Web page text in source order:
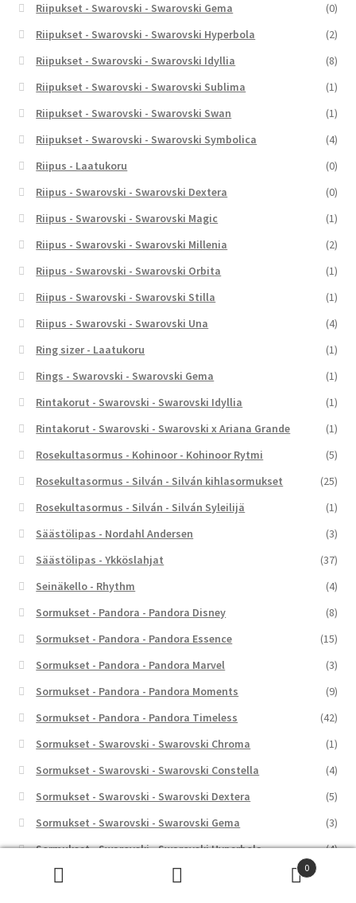
Riipukset - Swarovski - Swarovski Gema
(0)
Riipukset - Swarovski - Swarovski Hyperbola
(2)
Riipukset - Swarovski - Swarovski Idyllia
(8)
Riipukset - Swarovski - Swarovski Sublima
(1)
Riipukset - Swarovski - Swarovski Swan
(1)
Riipukset - Swarovski - Swarovski Symbolica
(4)
Riipus - Laatukoru
(0)
Riipus - Swarovski - Swarovski Dextera
(0)
Riipus - Swarovski - Swarovski Magic
(1)
Riipus - Swarovski - Swarovski Millenia
(2)
Riipus - Swarovski - Swarovski Orbita
(1)
Riipus - Swarovski - Swarovski Stilla
(1)
Riipus - Swarovski - Swarovski Una
(4)
Ring sizer - Laatukoru
(1)
Rings - Swarovski - Swarovski Gema
(1)
Rintakorut - Swarovski - Swarovski Idyllia
(1)
Rintakorut - Swarovski - Swarovski x Ariana Grande
(1)
Rosekultasormus - Kohinoor - Kohinoor Rytmi
(5)
Rosekultasormus - Silván - Silván kihlasormukset
(25)
Rosekultasormus - Silván - Silván Syleilijä
(1)
Säästölipas - Nordahl Andersen
(3)
Säästölipas - Ykköslahjat
(37)
Seinäkello - Rhythm
(4)
Sormukset - Pandora - Pandora Disney
(8)
Sormukset - Pandora - Pandora Essence
(15)
Sormukset - Pandora - Pandora Marvel
(3)
Sormukset - Pandora - Pandora Moments
(9)
Sormukset - Pandora - Pandora Timeless
(42)
Sormukset - Swarovski - Swarovski Chroma
(1)
Sormukset - Swarovski - Swarovski Constella
(4)
Sormukset - Swarovski - Swarovski Dextera
(5)
Sormukset - Swarovski - Swarovski Gema
(3)
Sormukset - Swarovski - Swarovski Hyperbola
(4)
0